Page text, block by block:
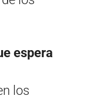
espera
los